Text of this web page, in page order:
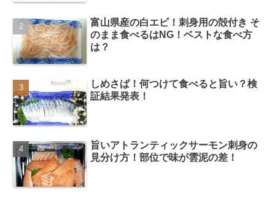
富山県産の白エビ！刺身用の殻付き そ
のまま食べるはNG！ベストな食べ方
は？
しめさば！何つけて食べると旨い？検
証結果発表！
旨いアトランティックサーモン刺身の
見分け方！部位で味が雲泥の差！